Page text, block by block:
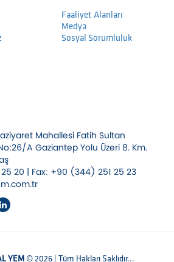
Faaliyet Alanları
Medya
Sosyal Sorumluluk
Mahallesi Fatih Sultan
A Gaziantep Yolu Üzeri 8. Km.
20 | Fax: +90 (344) 251 25 23
YEM© 2026 | Tüm Hakları Saklıdır...